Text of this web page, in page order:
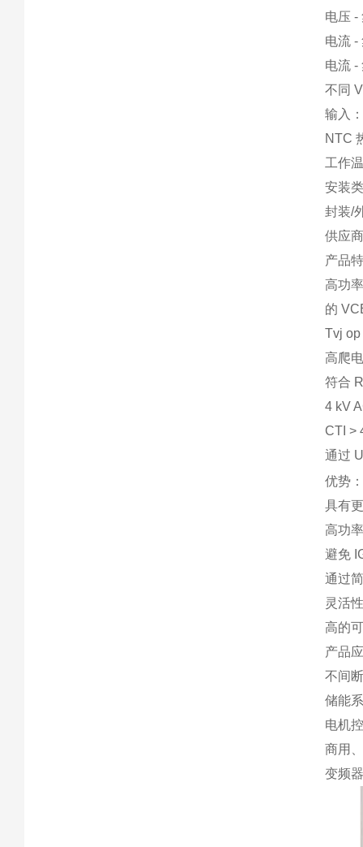
电压 -
电流 -
电流 -
不同
输入
NTC
工作
安装
封装/
供应
产品
高功
的
Tvj op
高爬
符合
4 kV
CTI >
通过
优势
具有
高功
避免
通过
灵活
高的
产品
不间
储能
电机
商用
变频